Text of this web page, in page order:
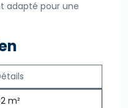
adapté pour une
m²